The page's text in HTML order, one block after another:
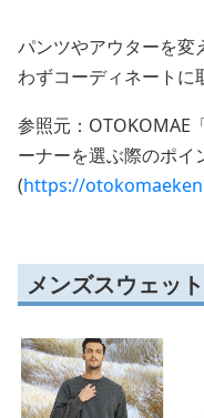
パンツやアウターを変
わずコーディネートに
参照元：OTOKOMAE
ーナーを選ぶ際のポイ
(https://
メンズスウェッ